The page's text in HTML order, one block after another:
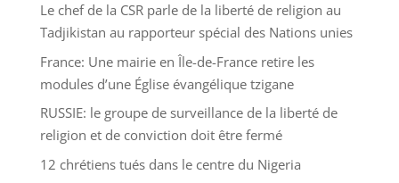
Le chef de la CSR parle de la liberté de religion au
Tadjikistan au rapporteur spécial des Nations unies
France: Une mairie en Île-de-France retire les
modules d’une Église évangélique tzigane
RUSSIE: le groupe de surveillance de la liberté de
religion et de conviction doit être fermé
12 chrétiens tués dans le centre du Nigeria